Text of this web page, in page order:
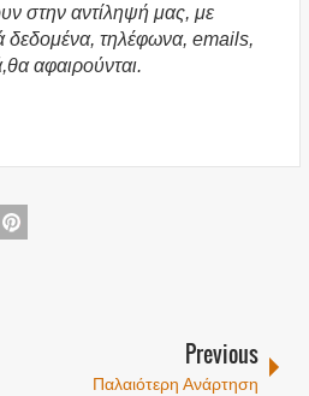
στην αντίληψή μας, με
τηλέφωνα, emails,
αφαιρούνται.
Previous
Παλαιότερη Ανάρτηση